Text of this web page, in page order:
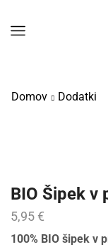
Domov Dodatki
BIO Šipek v
5,95 €
100% BIO šipek v